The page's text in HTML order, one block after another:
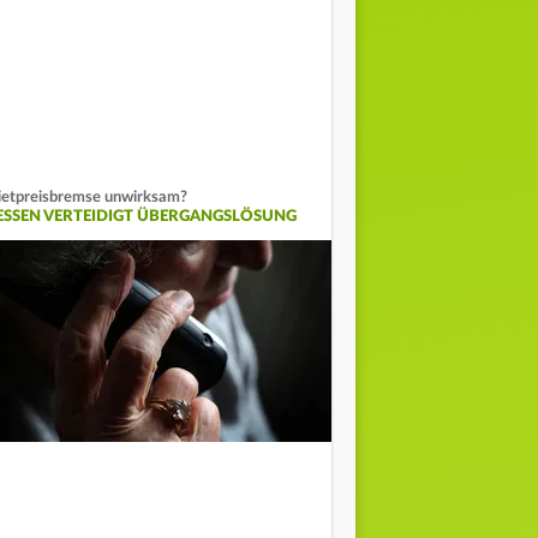
unwirksam?
VERTEIDIGT ÜBERGANGSLÖSUNG